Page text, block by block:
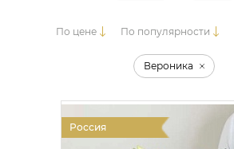
По цене По популярности
Вероника
Россия